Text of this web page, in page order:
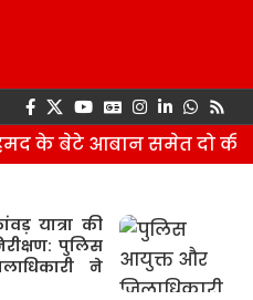
के बेटे आबान समेत दो की
यात्रा की
पुलिस
ने